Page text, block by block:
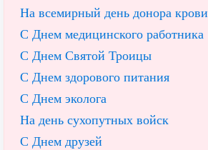
На всемирный день донора крови
С Днем медицинского работника
С Днем Святой Троицы
С Днем здорового питания
С Днем эколога
На день сухопутных войск
С Днем друзей